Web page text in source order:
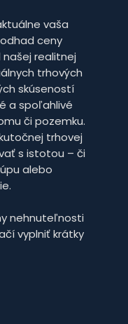
vaša
ceny
realitnej
trhových
skúseností
a spoľahlivé
či pozemku.
trhovej
s istotou – či
alebo
nehnuteľnosti
vyplniť krátky